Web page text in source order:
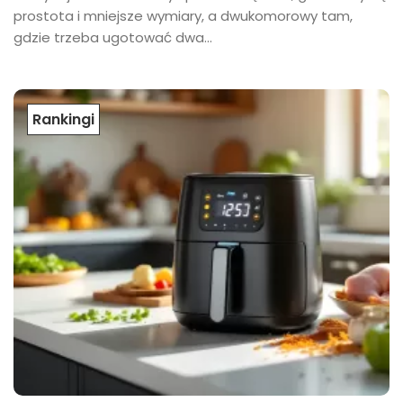
prostota i mniejsze wymiary, a dwukomorowy tam,
gdzie trzeba ugotować dwa...
Rankingi